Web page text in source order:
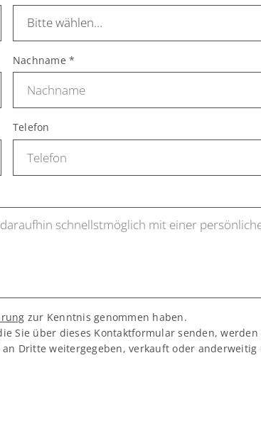
Nachname*
Telefon
zur Kenntnis genommen haben.
Sie über dieses Kontaktformular senden,
Dritte weitergegeben, verkauft oder anderweitig